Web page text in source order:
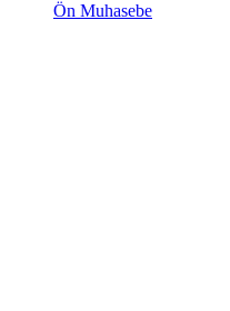
Ön Muhasebe